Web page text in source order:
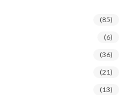
(85)
(6)
(36)
(21)
(13)